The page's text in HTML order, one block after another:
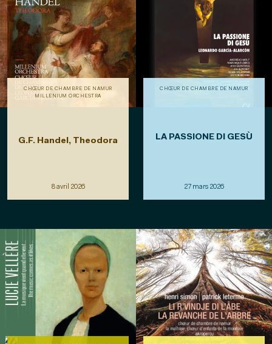
CHŒUR DE CHAMBRE DE NAMUR
MILLENIUM ORCHESTRA
G.F. Handel, Theodora
8 avril 2026
CHŒUR DE CHAMBRE DE NAMUR
LA PASSIONE DI GESÙ
27 mars 2026